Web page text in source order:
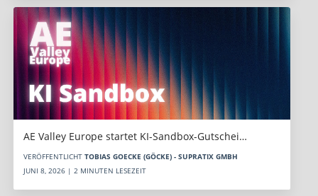
AE Valley Europe startet KI-Sandbox-Gutschei…
VERÖFFENTLICHT TOBIAS GOECKE (GÖCKE) - SUPRATIX GMBH
JUNI 8, 2026 | 2 MINUTEN LESEZEIT